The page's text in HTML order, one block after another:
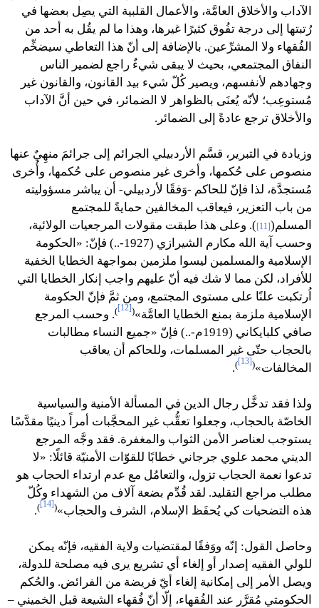
الآداب والأخلاق العامَّة، والأعمال القلبية التي يصِل بعضها في
رُتبتها إلى درجة تفُوق كثيرًا غيرها، وهذا ما لم يقُل به أحد من
الفُقهاء ولا المشرِّعين. بالإضافة إلى أنّ هذا التعاطي سيضخِّم
النفاق المجتمعي، بحيث لا يبقى شيءٌ راجع لضمير الناس
وجهادهم لأنفسهم، ويصير كُلّ شيء بيد القانون، والقانون غير
مُستوعِب؛ لأنّه يُعنَى بالظواهر لا الضمائر، في حين أنَّ الآداب
والأخلاق ترجع عادةً إلى الضمائر.
وزيادة في التبرير، قسَّم الأردبيلي الجرائم إلى جرائمَ منهِيٌ عنها
منصوص على حُكمها، وأخرى غير منصوص على حُكمها، وأُخرى
مُستجدَّة، لذا فإنّ للحاكم -وَفقًا لأردبيلي- أن يباشر مسؤوليته
من باب التعزير، فيعاقب المخالفين حمايةً للمجتمع
المسلم([11]
). وعلى هذا طبقت مقولات المرجعيات الولائية،
وحسب آية الله مكارم الشيرازي (1927-..) فإنّ: «الحكومة
الإسلامية والمسلمين ليسوا ملزمين بمواجهة الخطايا الخفية
للأفراد، لكن مما لا شك فيه أنّ عليهم واجب إنكار الخطايا التي
اُرتكبت علنًا على مستوى المجتمع، ومن ثمَّ فإنّ الحكومة
الإسلامية ملزمة بمنع الخطايا العامَّة»(
[12]
). وحسب المرجع
صافي كلبايكاني (1919م-..) فإنّ «جميع النساء مطالبات
بالحجاب حتّى غير المسلمات، وللحاكم أن يعاقب
المخالفات»(
[13]
)
.
ولذا فقد تدخَّل رجال الدين في المسألة الأمنية والسياسية
الخاصّة بالحجاب، وجعلوا تعقُّب غير المحجَّبات أمراً دينيًا مقدَّسًا
يستوجب لعناصر الأمن الثواب والمغفرة. فقد وجَّه المرجع
الديني محمد علوي جرجاني خطابًا للقوّات الأمنيّة قائلًا: «لا
تدعوا نعمة الحجاب تزول، والتعامُل مع عدم ارتداء الحجاب هو
مطلب مراجع التقليد. لقد قُدِّم بضعة آلاف من الشهداء وكُلّ
هذه التضحيات كي يُحفَظ الإسلام، الشرف والحجاب»(
[14]
)
.
وحاصل القول: إنّه ووَفقًا لمقتضيات ولاية الفقيه، فإنّه يمكن
للولي الفقيه إصدار أو إلغاء أي تشريع يرى فيه مصلحة للدولة،
ويصل الأمر إلى إمكانية إلغاء أيّ فريضة من الفرائض. والحُكم
الحكومتي مُقرَّر عند الفُقهاء، إلّا أنّ فُقهاء الشيعة قبل الخميني –